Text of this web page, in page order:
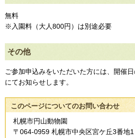
無料
※入園料（大人800円）は別途必要
その他
ご参加申込みをいただいた方には、開催
にてお知らせします。
このページについてのお問い合わせ
札幌市円山動物園
〒064-0959 札幌市中央区宮ケ丘3番地1